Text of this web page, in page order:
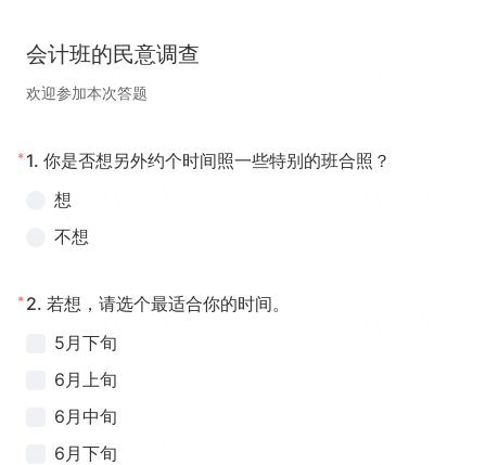
会计班的民意调查
欢迎参加本次答题
* 1. 你是否想另外约个时间照一些特别的班合照？
想
不想
* 2. 若想，请选个最适合你的时间。
5月下旬
6月上旬
6月中旬
6月下旬